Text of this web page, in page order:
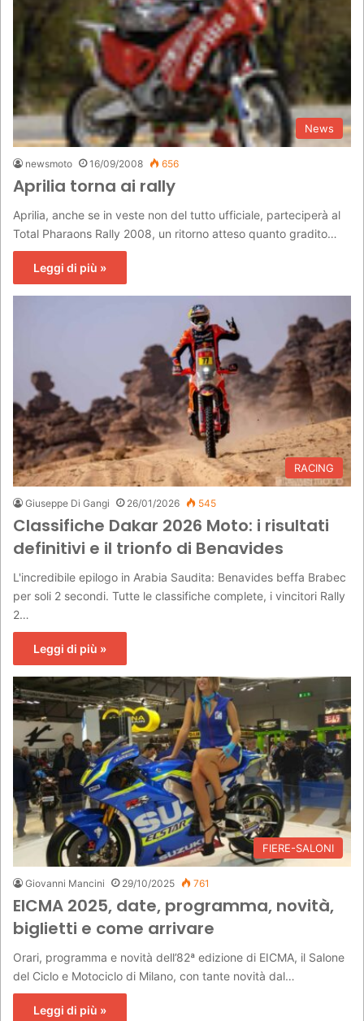
News
newsmoto 16/09/2008 656
Aprilia torna ai rally
Aprilia, anche se in veste non del tutto ufficiale, parteciperà al
Total Pharaons Rally 2008, un ritorno atteso quanto gradito…
Leggi di più »
RACING
Giuseppe Di Gangi 26/01/2026 545
Classifiche Dakar 2026 Moto: i risultati
definitivi e il trionfo di Benavides
L'incredibile epilogo in Arabia Saudita: Benavides beffa Brabec
per soli 2 secondi. Tutte le classifiche complete, i vincitori Rally
2…
Leggi di più »
FIERE-SALONI
Giovanni Mancini 29/10/2025 761
EICMA 2025, date, programma, novità,
biglietti e come arrivare
Orari, programma e novità dell’82ª edizione di EICMA, il Salone
del Ciclo e Motociclo di Milano, con tante novità dal…
Leggi di più »